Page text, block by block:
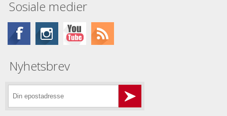
Sosiale medier
Nyhetsbrev